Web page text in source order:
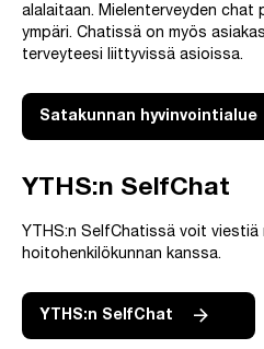
alalaitaan. Mielenterveyden chat
ympäri. Chatissä on myös
terveyteesi liittyvissä asioissa.
Satakunnan hyvinvointialue
YTHS:n SelfChat
YTHS:n SelfChatissä voit viestiä
hoitohenkilökunnan kanssa.
YTHS:n SelfChat